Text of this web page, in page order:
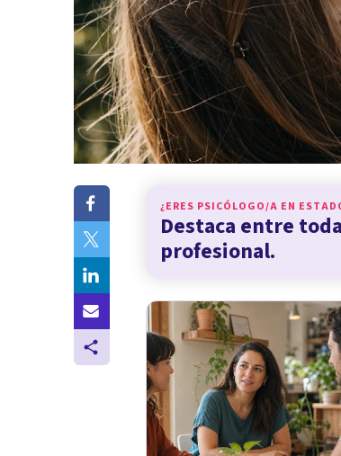
¿ERES PSICÓLOGO/A EN
Destaca entre
profesional.